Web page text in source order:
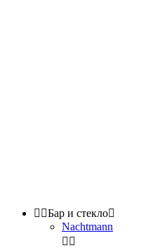
 Бар и стекло
Nachtmann
 